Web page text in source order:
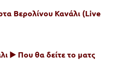
Βερολίνου Κανάλι (Live
▶️ Που θα δείτε το ματς